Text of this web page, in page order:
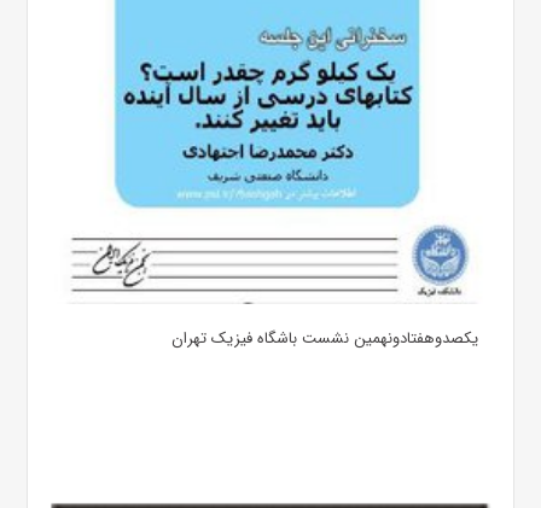
یکصدوهفتادونهمین نشست باشگاه فیزیک تهران